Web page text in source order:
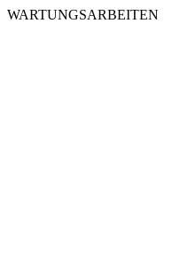
WARTUNGSARBEITEN